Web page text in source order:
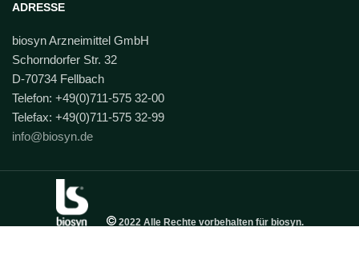
ADRESSE
biosyn Arzneimittel GmbH
Schorndorfer Str. 32
D-70734 Fellbach
Telefon: +49(0)711-575 32-00
Telefax: +49(0)711-575 32-99
info@biosyn.de
2022 Alle Rechte vorbehalten für biosyn.